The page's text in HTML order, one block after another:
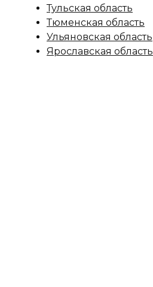
Тульская область
Тюменская область
Ульяновская область
Ярославская область